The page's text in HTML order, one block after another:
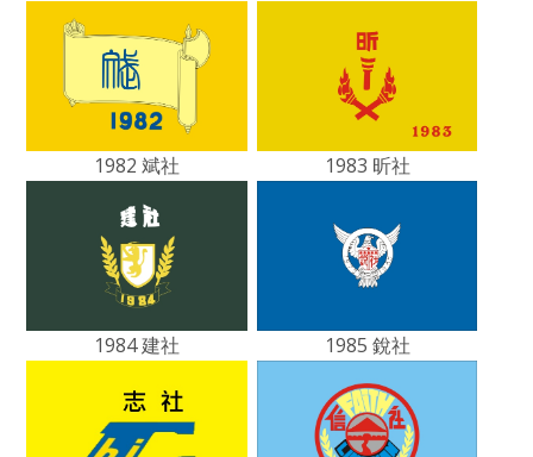
1982 斌社 1983 昕社
1984 建社 1985 銳社